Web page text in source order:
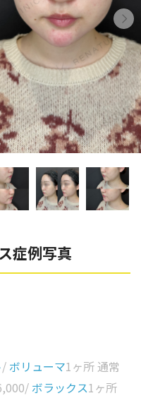
未成年の方へ
規約
コラム
マ
スヒアルロン酸
ンドフィール/ピ
ン
マ取り
症例写真
/ ボリューマ1ヶ所 通常
/ ボラックス1ヶ所